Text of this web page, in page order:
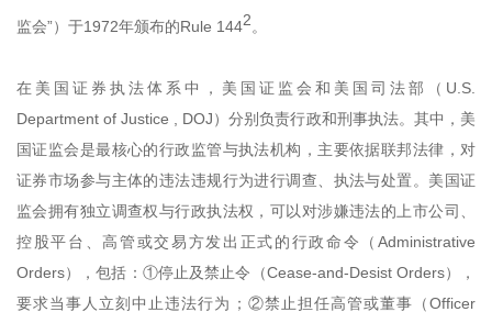
监会”）于1972年颁布的Rule 1442。
在美国证券执法体系中，美国证监会和美国司法部（U.S.
Department of Justice , DOJ）分别负责行政和刑事执法。其中，美
国证监会是最核心的行政监管与执法机构，主要依据联邦法律，对
证券市场参与主体的违法违规行为进行调查、执法与处置。美国证
监会拥有独立调查权与行政执法权，可以对涉嫌违法的上市公司、
控股平台、高管或交易方发出正式的行政命令（Administrative
Orders），包括：①停止及禁止令（Cease-and-Desist Orders），
要求当事人立刻中止违法行为；②禁止担任高管或董事（Officer